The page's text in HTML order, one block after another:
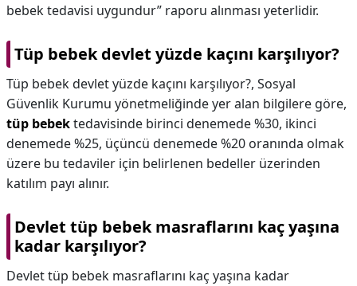
bebek tedavisi uygundur” raporu alınması yeterlidir.
Tüp bebek devlet yüzde kaçını karşılıyor?
Tüp bebek devlet yüzde kaçını karşılıyor?, Sosyal
Güvenlik Kurumu yönetmeliğinde yer alan bilgilere göre,
tüp bebektedavisinde birinci denemede %30, ikinci
denemede %25, üçüncü denemede %20 oranında olmak
üzere bu tedaviler için belirlenen bedeller üzerinden
katılım payı alınır.
Devlet tüp bebek masraflarını kaç yaşına
kadar karşılıyor?
Devlet tüp bebek masraflarını kaç yaşına kadar